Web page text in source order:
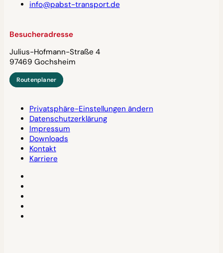
info@pabst-transport.de
Besucheradresse
Julius-Hofmann-Straße 4
97469 Gochsheim
Routenplaner
Privatsphäre-Einstellungen ändern
Datenschutzerklärung
Impressum
Downloads
Kontakt
Karriere